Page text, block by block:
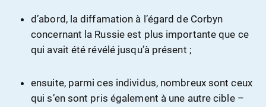
d’abord, la diffamation à l’égard de Corbyn
concernant la Russie est plus importante que ce
qui avait été révélé jusqu’à présent ;
ensuite, parmi ces individus, nombreux sont ceux
qui s’en sont pris également à une autre cible –